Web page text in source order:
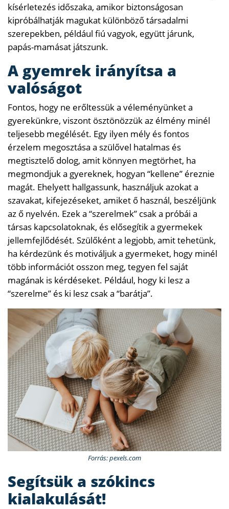
kísérletezés időszaka, amikor biztonságosan
kipróbálhatják magukat különböző társadalmi
szerepekben, például fiú vagyok, együtt járunk,
papás-mamásat játszunk.
A gyemrek irányítsa a
valóságot
Fontos, hogy ne erőltessük a véleményünket a
gyerekünkre, viszont ösztönözzük az élmény minél
teljesebb megélését. Egy ilyen mély és fontos
érzelem megosztása a szülővel hatalmas és
megtisztelő dolog, amit könnyen megtörhet, ha
megmondjuk a gyereknek, hogyan “kellene” éreznie
magát. Ehelyett hallgassunk, használjuk azokat a
szavakat, kifejezéseket, amiket ő használ, beszéljünk
az ő nyelvén. Ezek a “szerelmek” csak a próbái a
társas kapcsolatoknak, és elősegítik a gyermekek
jellemfejlődését. Szülőként a legjobb, amit tehetünk,
ha kérdezünk és motiváljuk a gyermeket, hogy minél
több információt osszon meg, tegyen fel saját
magának is kérdéseket. Például, hogy ki lesz a
“szerelme” és ki lesz csak a “barátja”.
Forrás: pexels.com
Segítsük a szókincs
kialakulását!